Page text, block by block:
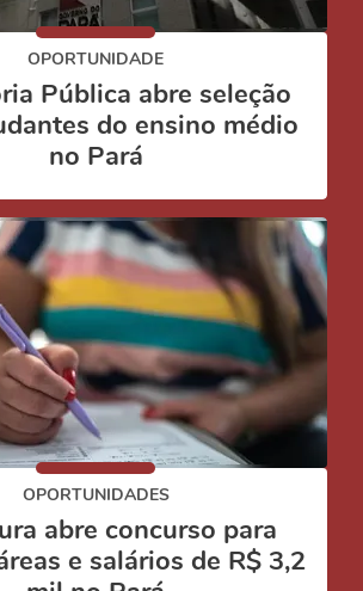
OPORTUNIDADE
Pública abre seleção
do ensino médio
no Pará
OPORTUNIDADES
abre concurso para
e salários de R$ 3,2